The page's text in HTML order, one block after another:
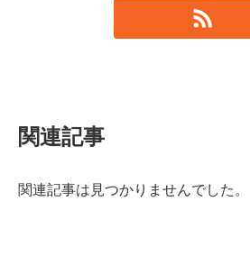
関連記事
関連記事は見つかりませんでした。